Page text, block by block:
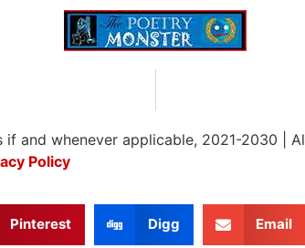
and whenever applicable, 2021-2030
Policy
Pinterest Digg Email